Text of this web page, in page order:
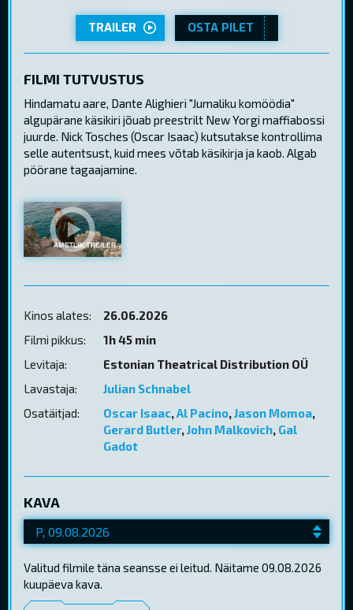
TRAILER OSTA PILET
FILMI TUTVUSTUS
Hindamatu aare, Dante Alighieri "Jumaliku komöödia"
algupärane käsikiri jõuab preestrilt New Yorgi maffiabossi
juurde. Nick Tosches (Oscar Isaac) kutsutakse kontrollima
selle autentsust, kuid mees võtab käsikirja ja kaob. Algab
pöörane tagaajamine.
Kinos alates:
26.06.2026
Filmi pikkus:
1h 45 min
Levitaja:
Estonian Theatrical Distribution OÜ
Lavastaja:
Julian Schnabel
Osatäitjad:
Oscar Isaac,Al Pacino,Jason Momoa,
Gerard Butler,John Malkovich, Gal
Gadot
KAVA
Valitud filmile täna seansse ei leitud. Näitame 09.08.2026
kuupäeva kava.